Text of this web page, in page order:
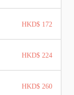
HKD$ 172
HKD$ 224
HKD$ 260